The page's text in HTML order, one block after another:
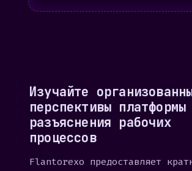
Изучайте
перспективы платформы
разъяснения рабочих
процессов
Flantorexo предоставляет